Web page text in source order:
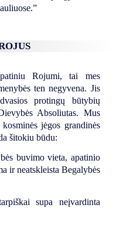
Rojumi, tai mes
ten negyvena. Jis
protingų būtybių
Absoliutas. Mus
jėgos grandinės
šitokiu būdu:
buvimo vieta, apatinio
ir neatskleista Begalybės
supa neįvardinta